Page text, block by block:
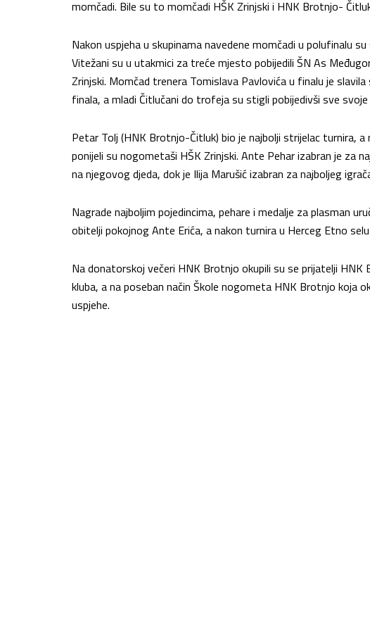
momčadi. Bile su to momčadi HŠK Zrinjski i HNK Brotnjo-
Nakon uspjeha u skupinama navedene momčadi u polufinalu
Vitežani su u utakmici za treće mjesto pobijedili ŠN As
Zrinjski. Momčad trenera Tomislava Pavlovića u finalu je
finala, a mladi Čitlučani do trofeja su stigli pobijedivši sve
Petar Tolj (HNK Brotnjo-Čitluk) bio je najbolji strijelac turnira,
ponijeli su nogometaši HŠK Zrinjski. Ante Pehar izabran je za
na njegovog djeda, dok je Ilija Marušić izabran za najboljeg
Nagrade najboljim pojedincima, pehare i medalje za plasman
obitelji pokojnog Ante Erića, a nakon turnira u Herceg Etno
Na donatorskoj večeri HNK Brotnjo okupili su se prijatelji HNK
kluba, a na poseban način Škole nogometa HNK Brotnjo koja
uspjehe.